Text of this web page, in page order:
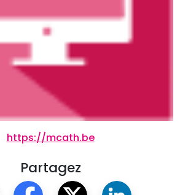
https://mcath.be
Partagez